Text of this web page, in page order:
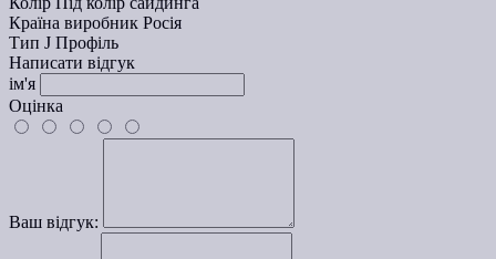
Країна виробник Росія
Тип J Профіль
Написати відгук
ім'я
Оцінка
Ваш відгук: